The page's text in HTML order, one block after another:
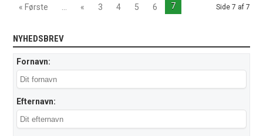
Side 7 af 7
« Første ... « 3 4 5 6 7
NYHEDSBREV
Fornavn:
Efternavn: